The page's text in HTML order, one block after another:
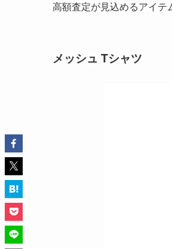
高額査定が見込めるアイテ
メッシュ Tシャツ